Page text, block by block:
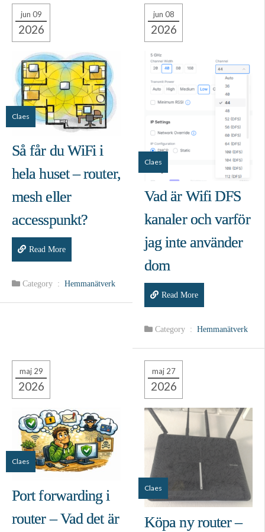
jun 09
2026
Claes
Så får du WiFi i
hela huset – router,
mesh eller
accesspunkt?
Read More
Category : Hemmanätverk
jun 08
2026
Claes
Vad är Wifi DFS
kanaler och varför
jag inte använder
dom
Read More
Category : Hemmanätverk
maj 29
2026
Claes
Port forwarding i
router – Vad det är
maj 27
2026
Claes
Köpa ny router –